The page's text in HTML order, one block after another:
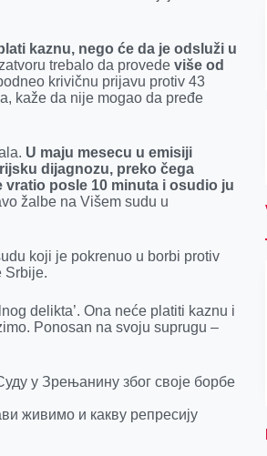
kaznu, nego će da je odsluži u
trebalo da provedeviše od
krivičnu prijavu protiv 43
kaže da nije mogao da pređe
U maju mesecu u emisiji
dijagnozu, preko čega
vratio posle 10 minuta i osudio ju
žalbe na Višem sudu u
koji je pokrenuo u borbi protiv
Srbije.
delikta’. Ona neće platiti kaznu i
Ponosan na svoju suprugu –
у Зрењанину због своје борбе
живимо и какву репресију